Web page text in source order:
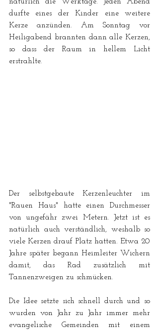
natürlich die Werktage. Jeden Abend
durfte eines der Kinder eine weitere
Kerze anzünden. Am Sonntag vor
Heiligabend brannten dann alle Kerzen,
so dass der Raum in hellem Licht
erstrahlte.
Der selbstgebaute Kerzenleuchter im
"Rauen Haus" hatte einen Durchmesser
von ungefähr zwei Metern. Jetzt ist es
natürlich auch verständlich, weshalb so
viele Kerzen drauf Platz hatten. Etwa 20
Jahre später begann Heimleiter Wichern
damit, das Rad zusätzlich mit
Tannenzweigen zu schmücken.
Die Idee setzte sich schnell durch und so
wurden von Jahr zu Jahr immer mehr
evangelische Gemeinden mit einem